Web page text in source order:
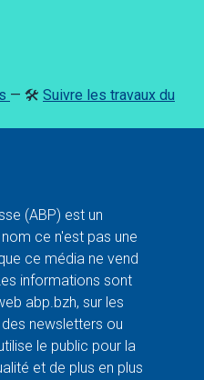
— 🛠️ Suivre les travaux du
(ABP) est un
ce n'est pas une
ce média ne vend
informations sont
abp.bzh, sur les
newsletters ou
le public pour la
et de plus en plus